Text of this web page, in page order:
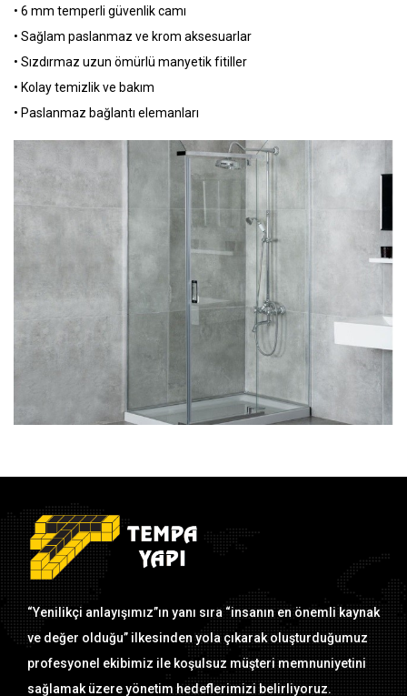
• 6 mm temperli güvenlik camı
• Sağlam paslanmaz ve krom aksesuarlar
• Sızdırmaz uzun ömürlü manyetik fitiller
• Kolay temizlik ve bakım
• Paslanmaz bağlantı elemanları
“Yenilikçi anlayışımız”ın yanı sıra “insanın en önemli kaynak
ve değer olduğu” ilkesinden yola çıkarak oluşturduğumuz
profesyonel ekibimiz ile koşulsuz müşteri memnuniyetini
sağlamak üzere yönetim hedeflerimizi belirliyoruz.